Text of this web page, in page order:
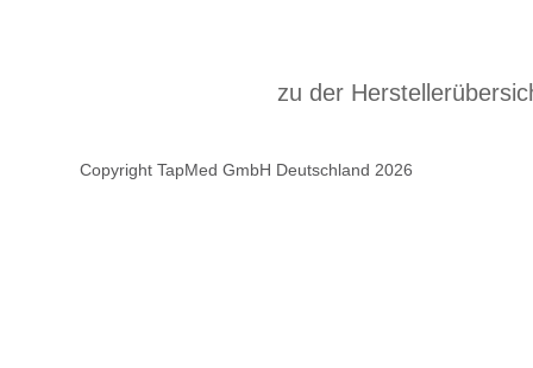
zu der
Copyright TapMed GmbH Deutschland 2026